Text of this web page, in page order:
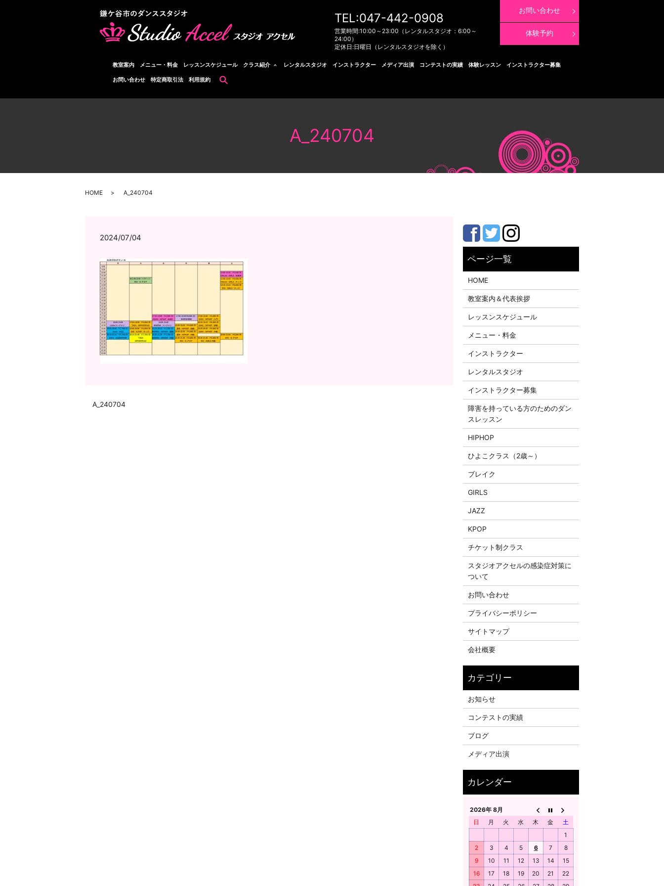
教室案内 メニュー・料金 レッスンスケジュール クラス紹介 レンタルスタジオ インストラクター メディア出演 コンテストの実績 体験レッスン インストラクター募集
お問い合わせ 特定商取引法 利用規約
TEL:047-442-0908
営業時間:10:00～23:00（レンタルスタジオ：6:00～
24:00）
定休日:日曜日（レンタルスタジオを除く）
お問い合わせ
体験予約
A_240704
HOME A_240704
2024/07/04
A_240704
HOME
教室案内＆代表挨拶
レッスンスケジュール
メニュー・料金
インストラクター
レンタルスタジオ
インストラクター募集
障害を持っている方のためのダン
スレッスン
HIPHOP
ひよこクラス（2歳～）
ブレイク
GIRLS
JAZZ
KPOP
チケット制クラス
スタジオアクセルの感染症対策に
ついて
お問い合わせ
プライバシーポリシー
サイトマップ
会社概要
お知らせ
コンテストの実績
ブログ
メディア出演
2026年 8月
日
月 火 水 木 金
土
1
2
3 4 5 6 7
8
9
10 11 12 13 14
15
16
17 18 19 20 21
22